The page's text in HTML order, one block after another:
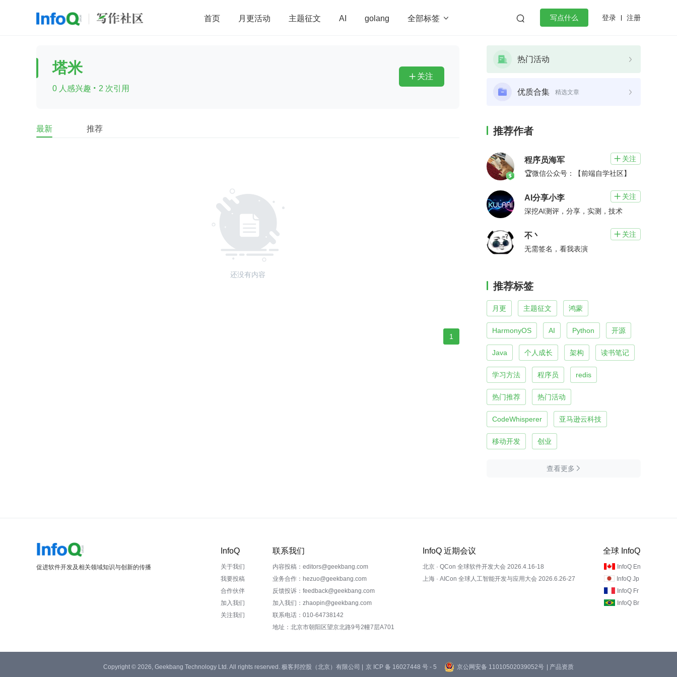
首页 月更活动 主题征文 AI golang 全部标签   写点什么 登录 注册
前端 redis
查看更多
塔米
0 人感兴趣 · 2 次引用
 关注
最新 推荐
还没有内容
1
热门活动
优质合集 精选文章
推荐作者
程序员海军  关注
🏆微信公众号：【前端自学社区】
AI分享小李  关注
深挖AI测评，分享，实测，技术
不丶  关注
无需签名，看我表演
推荐标签
月更 主题征文 鸿蒙
HarmonyOS AI Python 开源
Java 个人成长 架构 读书笔记
学习方法 程序员 redis
热门推荐 热门活动
CodeWhisperer 亚马逊云科技
移动开发 创业
查看更多 
促进软件开发及相关领域知识与创新的传播
InfoQ
关于我们
我要投稿
合作伙伴
加入我们
关注我们
联系我们
内容投稿：editors@geekbang.com
业务合作：hezuo@geekbang.com
反馈投诉：feedback@geekbang.com
加入我们：zhaopin@geekbang.com
联系电话：010-64738142
地址：北京市朝阳区望京北路9号2幢7层A701
InfoQ 近期会议
北京 · QCon 全球软件开发大会 2026.4.16-18
上海 · AICon 全球人工智能开发与应用大会 2026.6.26-27
全球 InfoQ
InfoQ En
InfoQ Jp
InfoQ Fr
InfoQ Br
Copyright © 2026, Geekbang Technology Ltd. All rights reserved. 极客邦控股（北京）有限公司 | 京 ICP 备 16027448 号 - 5 京公网安备 11010502039052号 | 产品资质